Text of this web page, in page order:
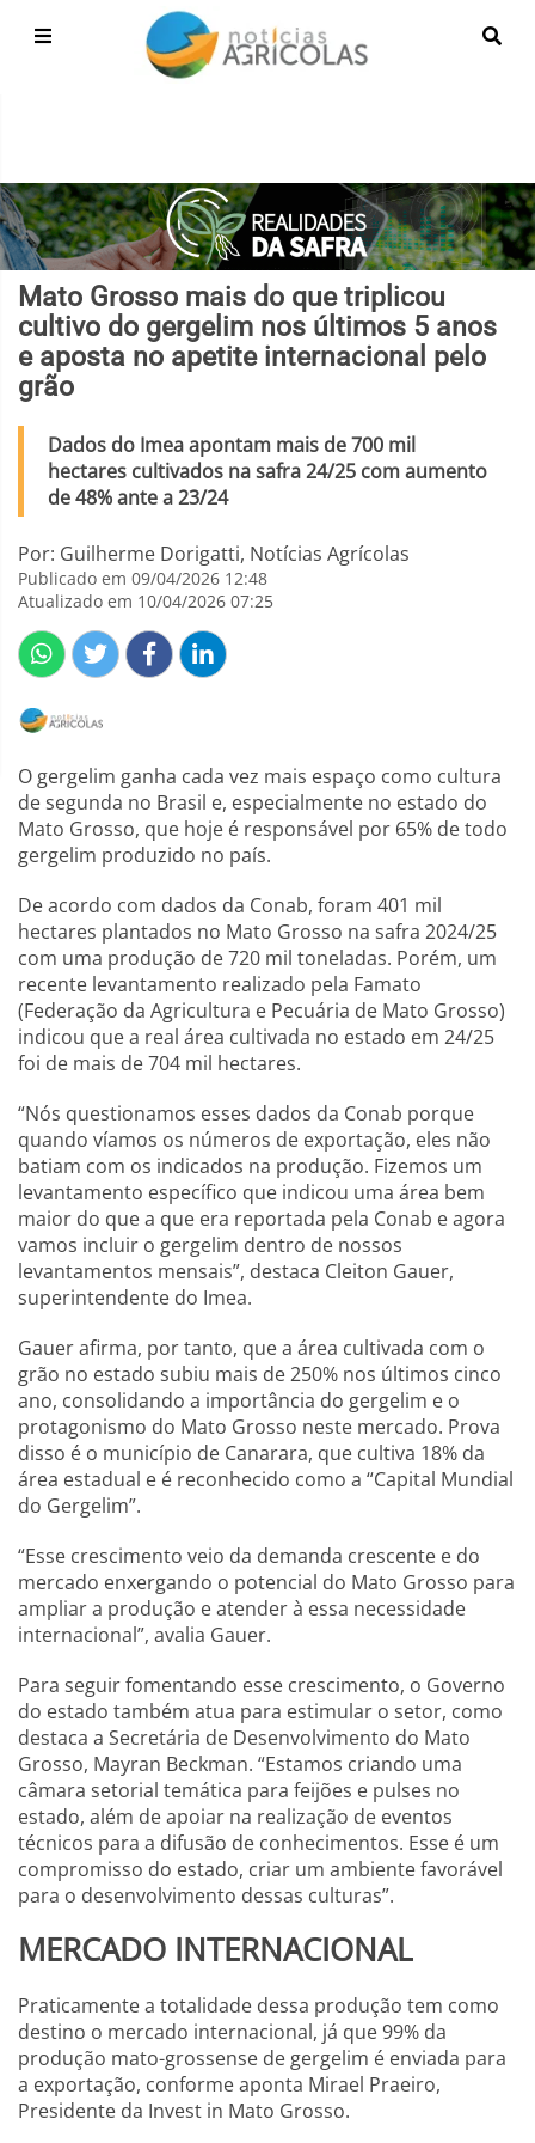
Mato Grosso mais do que triplicou
cultivo do gergelim nos últimos 5 anos
e aposta no apetite internacional pelo
grão
Dados do Imea apontam mais de 700 mil
hectares cultivados na safra 24/25 com aumento
de 48% ante a 23/24
Por: Guilherme Dorigatti, Notícias Agrícolas
Publicado em 09/04/2026 12:48
Atualizado em 10/04/2026 07:25
O gergelim ganha cada vez mais espaço como cultura
de segunda no Brasil e, especialmente no estado do
Mato Grosso, que hoje é responsável por 65% de todo
gergelim produzido no país.
De acordo com dados da Conab, foram 401 mil
hectares plantados no Mato Grosso na safra 2024/25
com uma produção de 720 mil toneladas. Porém, um
recente levantamento realizado pela Famato
(Federação da Agricultura e Pecuária de Mato Grosso)
indicou que a real área cultivada no estado em 24/25
foi de mais de 704 mil hectares.
“Nós questionamos esses dados da Conab porque
quando víamos os números de exportação, eles não
batiam com os indicados na produção. Fizemos um
levantamento específico que indicou uma área bem
maior do que a que era reportada pela Conab e agora
vamos incluir o gergelim dentro de nossos
levantamentos mensais”, destaca Cleiton Gauer,
superintendente do Imea.
Gauer afirma, por tanto, que a área cultivada com o
grão no estado subiu mais de 250% nos últimos cinco
ano, consolidando a importância do gergelim e o
protagonismo do Mato Grosso neste mercado. Prova
disso é o município de Canarara, que cultiva 18% da
área estadual e é reconhecido como a “Capital Mundial
do Gergelim”.
“Esse crescimento veio da demanda crescente e do
mercado enxergando o potencial do Mato Grosso para
ampliar a produção e atender à essa necessidade
internacional”, avalia Gauer.
Para seguir fomentando esse crescimento, o Governo
do estado também atua para estimular o setor, como
destaca a Secretária de Desenvolvimento do Mato
Grosso, Mayran Beckman. “Estamos criando uma
câmara setorial temática para feijões e pulses no
estado, além de apoiar na realização de eventos
técnicos para a difusão de conhecimentos. Esse é um
compromisso do estado, criar um ambiente favorável
para o desenvolvimento dessas culturas”.
MERCADO INTERNACIONAL
Praticamente a totalidade dessa produção tem como
destino o mercado internacional, já que 99% da
produção mato-grossense de gergelim é enviada para
a exportação, conforme aponta Mirael Praeiro,
Presidente da Invest in Mato Grosso.